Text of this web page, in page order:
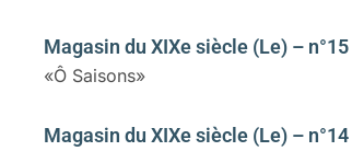
Magasin du XIXe siècle (Le) – n°15
«Ô Saisons»
Magasin du XIXe siècle (Le) – n°14